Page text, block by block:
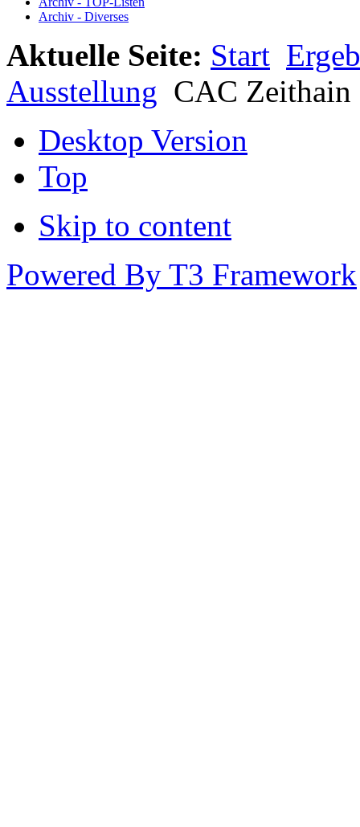
Archiv - Diverses
Aktuelle Seite: Start
Ausstellung CAC Zeithain
Desktop Version
Top
Skip to content
Powered By T3 Framework